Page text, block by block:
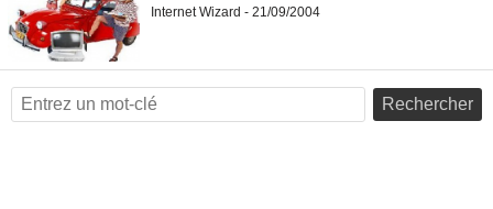
Internet Wizard - 21/09/2004
Rechercher